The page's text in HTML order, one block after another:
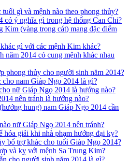
tuổi gì và mệnh nào theo phong thủy?
có ý nghĩa gì trong hệ thống Can Chi?
Kim (vàng trong cát) mang đặc điểm
gì với các mệnh Kim khác?
năm 2014 có cung mệnh khác nhau
phong thủy cho người sinh năm 2014?
cho nam Giáp Ngọ 2014 là gì?
nữ Giáp Ngọ 2014 là hướng nào?
nên tránh là hướng nào?
hung) nam Giáp Ngọ 2014 cần
nữ Giáp Ngọ 2014 nên tránh?
hóa giải khi nhà phạm hướng đại kỵ?
bổ trợ khác cho tuổi Giáp Ngọ 2014?
và kỵ với mệnh Sa Trung Kim?
cho người sinh năm 2014 là gì?